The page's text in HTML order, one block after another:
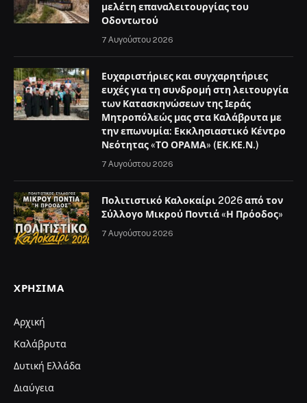
μελέτη επαναλειτουργίας του
Οδοντωτού
7 Αυγούστου 2026
Ευχαριστήριες και συγχαρητήριες
ευχές για τη συνδρομή στη λειτουργία
των Κατασκηνώσεων της Ιεράς
Μητροπόλεώς μας στα Καλάβρυτα με
την επωνυμία: Εκκλησιαστικό Κέντρο
Νεότητας «ΤΟ ΟΡΑΜΑ» (ΕΚ.ΚΕ.Ν.)
7 Αυγούστου 2026
Πολιτιστικό Καλοκαίρι 2026 από τον
Σύλλογο Μικρού Ποντιά «Η Πρόοδος»
7 Αυγούστου 2026
ΧΡΉΣΙΜΑ
Αρχική
Καλάβρυτα
Δυτική Ελλάδα
Διαύγεια